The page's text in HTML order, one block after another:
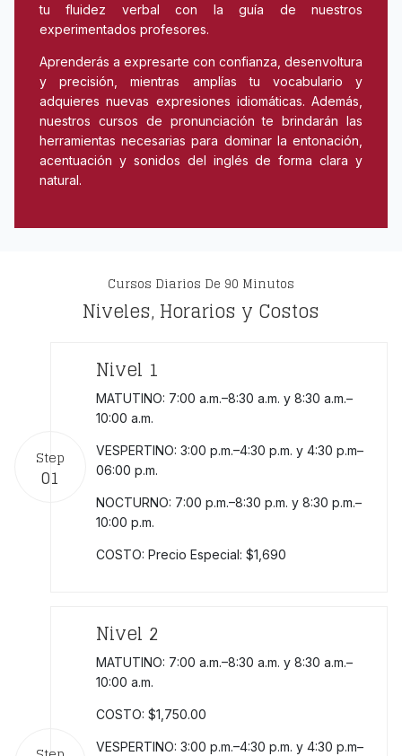
tu fluidez verbal con la guía de nuestros
experimentados profesores.
Aprenderás a expresarte con confianza, desenvoltura
y precisión, mientras amplías tu vocabulario y
adquieres nuevas expresiones idiomáticas. Además,
nuestros cursos de pronunciación te brindarán las
herramientas necesarias para dominar la entonación,
acentuación y sonidos del inglés de forma clara y
natural.
Cursos Diarios De 90 Minutos
Niveles, Horarios y Costos
Step
01
Nivel 1
MATUTINO: 7:00 a.m.–8:30 a.m. y 8:30 a.m.–
10:00 a.m.
VESPERTINO: 3:00 p.m.–4:30 p.m. y 4:30 p.m–
06:00 p.m.
NOCTURNO: 7:00 p.m.–8:30 p.m. y 8:30 p.m.–
10:00 p.m.
COSTO: Precio Especial: $1,690
Nivel 2
MATUTINO: 7:00 a.m.–8:30 a.m. y 8:30 a.m.–
10:00 a.m.
COSTO: $1,750.00
VESPERTINO: 3:00 p.m.–4:30 p.m. y 4:30 p.m–